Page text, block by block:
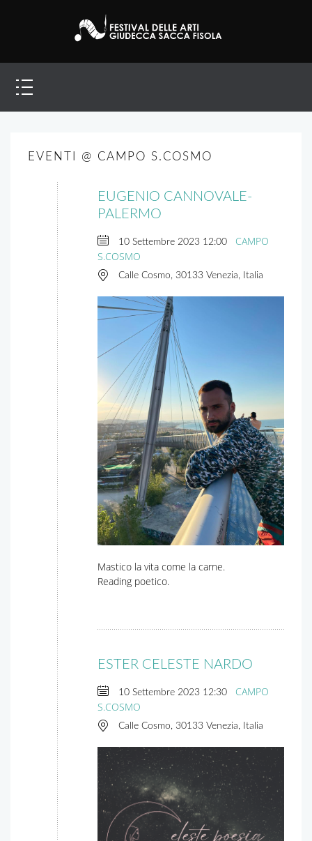
EVENTI @ CAMPO S.COSMO
EUGENIO CANNOVALE-
PALERMO
10 Settembre 2023 12:00
CAMPO
S.COSMO
Calle Cosmo, 30133 Venezia, Italia
Mastico la vita come la carne.
Reading poetico.
ESTER CELESTE NARDO
10 Settembre 2023 12:30
CAMPO
S.COSMO
Calle Cosmo, 30133 Venezia, Italia